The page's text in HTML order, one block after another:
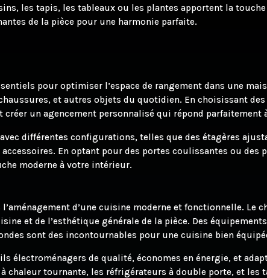
les tapis, les tableaux ou les plantes apportent la
de la pièce pour une harmonie parfaite.
pour optimiser l’espace de rangement dans une
et autres objets du quotidien. En choisissant
un agencement personnalisé qui répond parfaitement
différentes configurations, telles que des étagères
En optant pour des portes coulissantes ou des
moderne à votre intérieur.
d’une cuisine moderne et fonctionnelle. Le
et de l’esthétique générale de la pièce. Des
sont des incontournables pour une cuisine bien
électroménagers de qualité, économes en énergie, et
chaleur tournante, les réfrigérateurs à double porte, et les